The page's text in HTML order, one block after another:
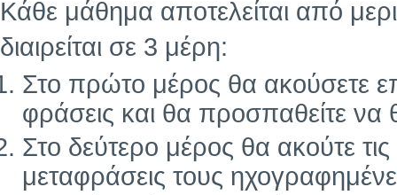
Κάθε μάθημα αποτελείται από
διαιρείται σε 3 μέρη:
Στο πρώτο μέρος θα ακούσετε
φράσεις και θα προσπαθείτε να
Στο δεύτερο μέρος θα ακούτε τις
μεταφράσεις τους